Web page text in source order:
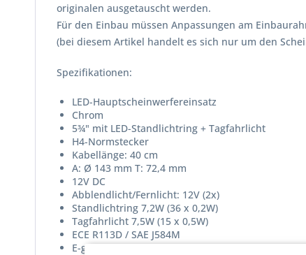
originalen ausgetauscht werden.
Für den Einbau müssen Anpassungen am
(bei diesem Artikel handelt es sich nur um den
Spezifikationen:
LED-Hauptscheinwerfereinsatz
Chrom
5¾" mit LED-Standlichtring + Tagfahrlicht
H4-Normstecker
Kabellänge: 40 cm
A: Ø 143 mm T: 72,4 mm
12V DC
Abblendlicht/Fernlicht: 12V (2x)
Standlichtring 7,2W (36 x 0,2W)
Tagfahrlicht 7,5W (15 x 0,5W)
ECE R113D / SAE J584M
E-geprüft